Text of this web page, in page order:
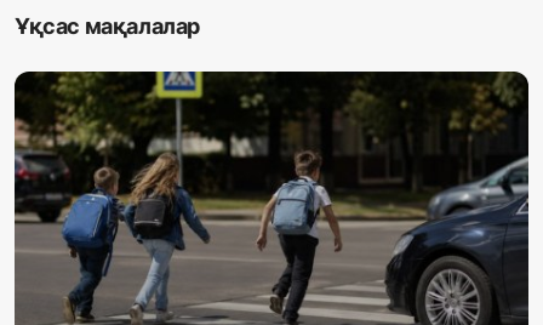
Ұқсас мақалалар